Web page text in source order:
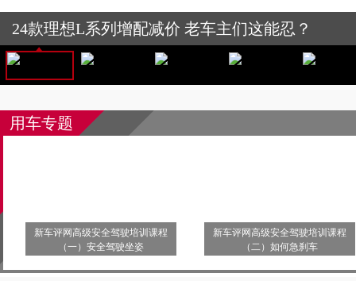
24款理想L系列增配减价 老车主们这能忍？
用车专题
新车评网高级安全驾驶培训课程
（一）安全驾驶坐姿
新车评网高级安全驾驶培训课程
（二）如何急刹车